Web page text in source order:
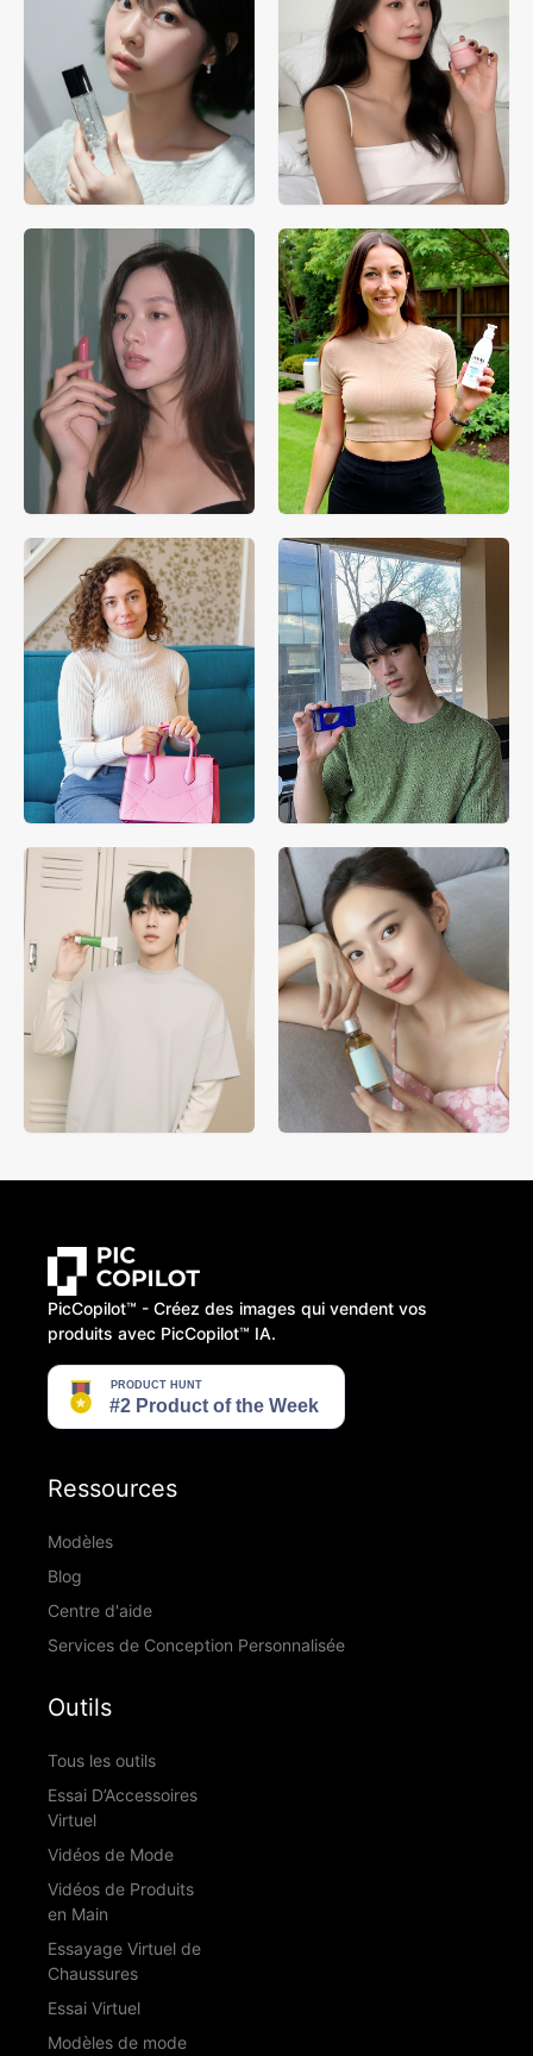
PicCopilot™️ - Créez des images qui vendent vos
produits avec PicCopilot™️ IA.
Ressources
Modèles
Blog
Centre d'aide
Services de Conception Personnalisée
Outils
Tous les outils
Essai D’Accessoires
Virtuel
Vidéos de Mode
Vidéos de Produits
en Main
Essayage Virtuel de
Chaussures
Essai Virtuel
Modèles de mode